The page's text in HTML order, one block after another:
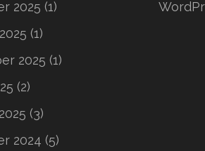
2025 (1)
(1)
2025 (1)
(2)
(3)
2024 (5)